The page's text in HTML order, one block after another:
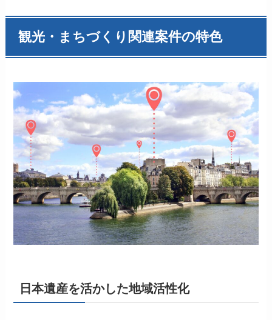
観光・まちづくり関連案件の特色
日本遺産を活かした地域活性化